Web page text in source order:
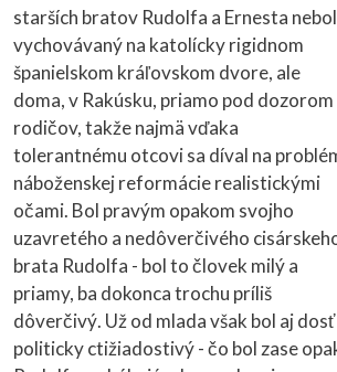
starších bratov Rudolfa a Ernesta nebol
vychovávaný na katolícky rigidnom
španielskom kráľovskom dvore, ale
doma, v Rakúsku, priamo pod dozorom
rodičov, takže najmä vďaka
tolerantnému otcovi sa díval na
náboženskej reformácie realistickými
očami. Bol pravým opakom svojho
uzavretého a nedôverčivého
brata Rudolfa - bol to človek milý a
priamy, ba dokonca trochu príliš
dôverčivý. Už od mlada však bol aj dosť
politicky ctižiadostivý - čo bol zase